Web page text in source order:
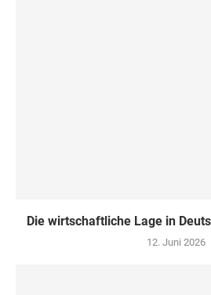
Die wirtschaftliche Lage in
12. Juni 2026